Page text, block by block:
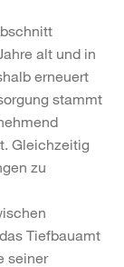
alt und in
erneuert
stammt
Gleichzeitig
zu
Tiefbauamt
seiner